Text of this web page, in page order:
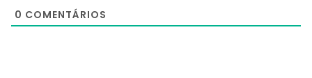
0 COMENTÁRIOS